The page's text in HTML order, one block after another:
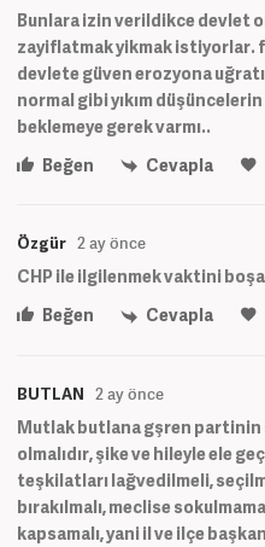
Bunlara izin verildikce devlet
zayiflatmak yikmak istiyorlar.
devlete güven erozyona
normal gibi yıkım
beklemeye gerek varmı..
Beğen
Cevapla
Özgür 2 ay önce
CHP ile ilgilenmek vaktini
Beğen
Cevapla
BUTLAN 2 ay önce
Mutlak butlana gşren partinin
olmalıdır, şike ve hileyle ele
teşkilatları lağvedilmeli,
bırakılmalı, meclise
kapsamalı, yani il ve ilçe